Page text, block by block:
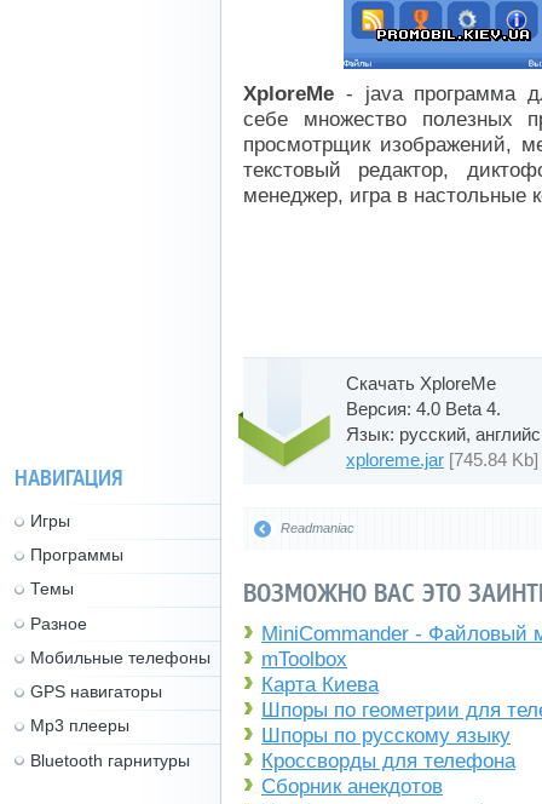
XploreMe - java программа
себе множество полезных
просмотрщик изображений,
текстовый редактор,
менеджер, игра в настольные
Скачать XploreMe
Версия: 4.0 Beta 4.
Язык: русский,
xploreme.jar [745.84 Kb]
Readmaniac
ВОЗМОЖНО ВАС ЭТО
MiniCommander - Файловый
mToolbox
Карта Киева
Шпоры по геометрии для
Шпоры по русскому языку
Кроссворды для телефона
Сборник анекдотов
НАВИГАЦИЯ
Игры
Программы
Темы
Разное
Мобильные телефоны
GPS навигаторы
Mp3 плееры
Bluetooth гарнитуры